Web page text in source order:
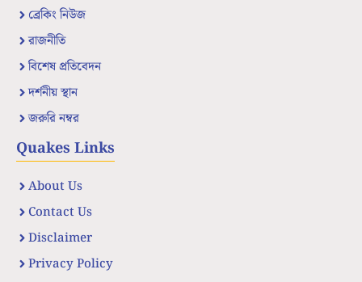
ব্রেকিং নিউজ
রাজনীতি
বিশেষ প্রতিবেদন
দর্শনীয় স্থান
জরুরি নম্বর
Quakes Links
About Us
Contact Us
Disclaimer
Privacy Policy